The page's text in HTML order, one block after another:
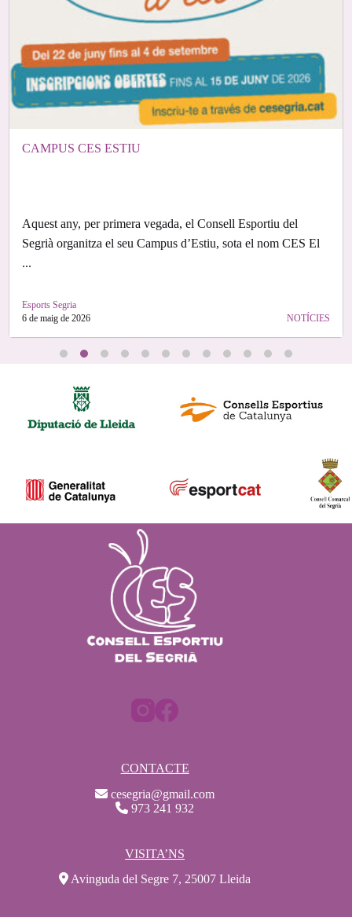
CAMPUS CES ESTIU
Aquest any, per primera vegada, el Consell Esportiu del
Segrià organitza el seu Campus d’Estiu, sota el nom CES El
...
Esports Segria
6 de maig de 2026
NOTÍCIES
CONTACTE
cesegria@gmail.com
973 241 932
VISITA’NS
Avinguda del Segre 7, 25007 Lleida